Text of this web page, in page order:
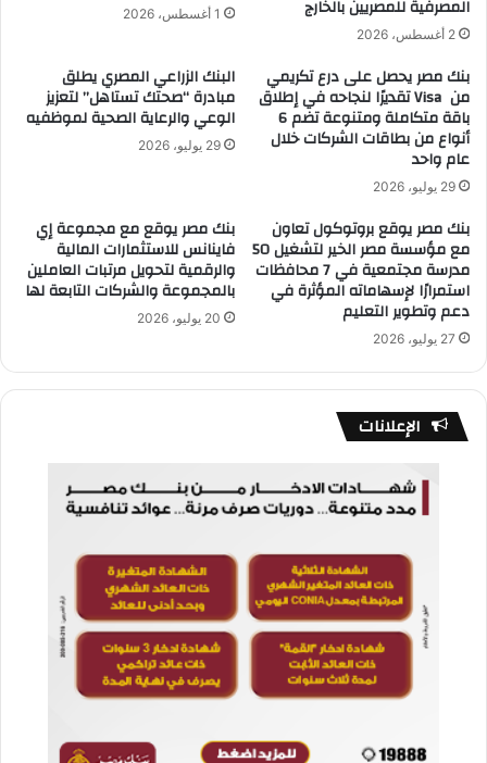
المصرفية للمصريين بالخارج
2 أغسطس، 2026
1 أغسطس، 2026
بنك مصر يحصل على درع تكريمي
من Visa تقديرًا لنجاحه في إطلاق
باقة متكاملة ومتنوعة تضم 6
أنواع من بطاقات الشركات خلال
عام واحد
29 يوليو، 2026
البنك الزراعي المصري يطلق
مبادرة “صحتك تستاهل” لتعزيز
الوعي والرعاية الصحية لموظفيه
29 يوليو، 2026
بنك مصر يوقع بروتوكول تعاون
مع مؤسسة مصر الخير لتشغيل 50
مدرسة مجتمعية في 7 محافظات
استمرارًا لإسهاماته المؤثرة في
دعم وتطوير التعليم
27 يوليو، 2026
بنك مصر يوقع مع مجموعة إي
فاينانس للاستثمارات المالية
والرقمية لتحويل مرتبات العاملين
بالمجموعة والشركات التابعة لها
20 يوليو، 2026
الإعلانات